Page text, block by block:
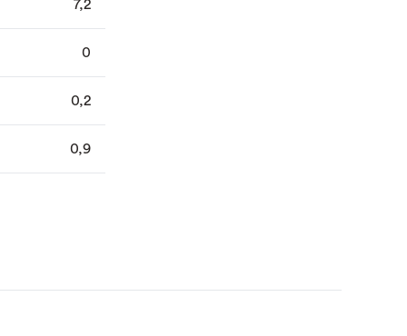
7,2
0
0,2
0,9